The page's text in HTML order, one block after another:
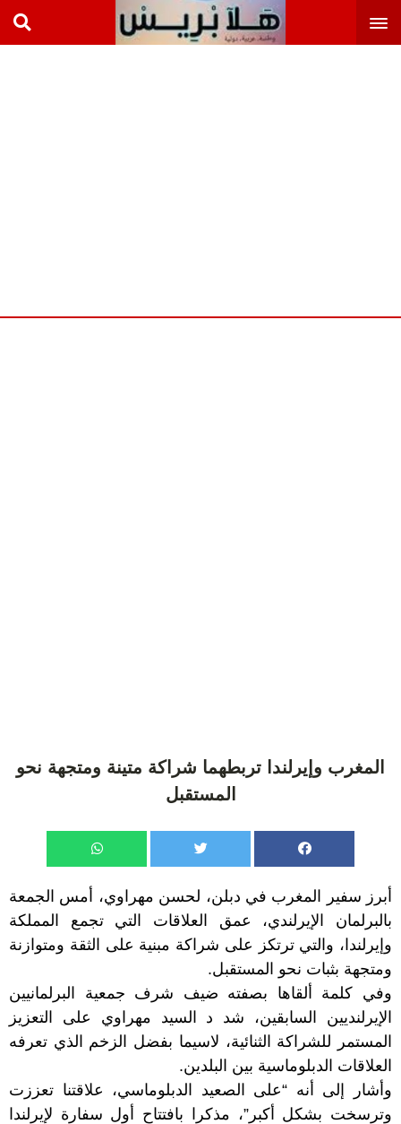
المغرب وإيرلندا تربطهما شراكة متينة ومتجهة نحو
المستقبل
أبرز سفير المغرب في دبلن، لحسن مهراوي، أمس الجمعة
بالبرلمان الإيرلندي، عمق العلاقات التي تجمع المملكة
وإيرلندا، والتي ترتكز على شراكة مبنية على الثقة ومتوازنة
ومتجهة بثبات نحو المستقبل.
وفي كلمة ألقاها بصفته ضيف شرف جمعية البرلمانيين
الإيرلنديين السابقين، شد د السيد مهراوي على التعزيز
المستمر للشراكة الثنائية، لاسيما بفضل الزخم الذي تعرفه
العلاقات الدبلوماسية بين البلدين.
وأشار إلى أنه “على الصعيد الدبلوماسي، علاقتنا تعززت
وترسخت بشكل أكبر”، مذكرا بافتتاح أول سفارة لإيرلندا